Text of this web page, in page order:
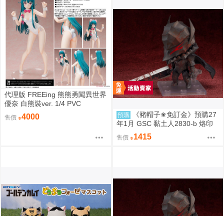
代理版 FREEing 熊熊勇闖異世界
優奈 白熊裝ver. 1/4 PVC
售價 4000 預購
《豬帽子✬免訂金》預購27
年1月 GSC 黏土人2830-b 烙印
勇士 凱茲 狂戰士鎧甲Ver. BLOO
D EDITION 0906
售價 1415